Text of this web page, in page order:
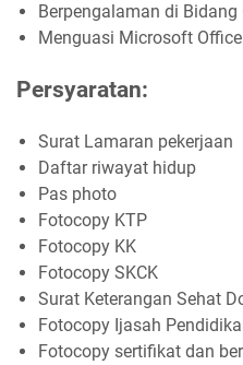
Berpengalaman di
Menguasi Microsoft Office
Persyaratan:
Surat Lamaran pekerjaan
Daftar riwayat hidup
Pas photo
Fotocopy KTP
Fotocopy KK
Fotocopy SKCK
Surat Keterangan Sehat
Fotocopy Ijasah
Fotocopy sertifikat dan